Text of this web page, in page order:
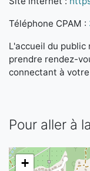
Téléphone CPAM :
L'accueil du public
prendre rendez-
connectant à
Pour aller à
+